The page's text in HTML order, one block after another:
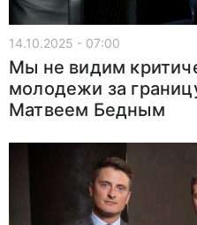
14.10.2025 - 07:00
Мы не видим
молодежи за
Матвеем Бедным